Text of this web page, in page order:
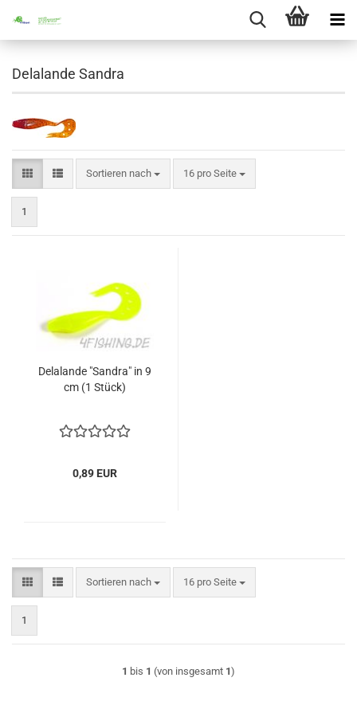
Delalande Sandra
Sortieren nach
Sortieren nach 16 pro Seite
pro Seite
1
Delalande "Sandra" in 9
cm (1 Stück)
0,89 EUR
Sortieren nach
Sortieren nach 16 pro Seite
pro Seite
1
1 bis 1 (von insgesamt 1)